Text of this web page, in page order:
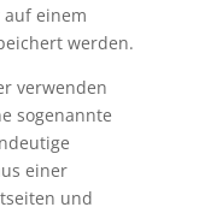
einem
werden.
verwenden
sogenannte
einer
und